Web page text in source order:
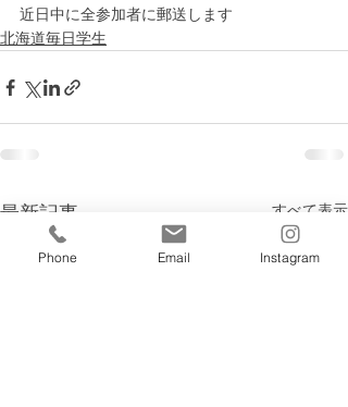
近日中に全参加者に郵送します
北海道毎日学生
最新記事 すべて表示
Phone Email Instagram